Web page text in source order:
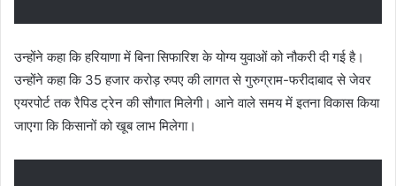
उन्होंने कहा कि हरियाणा में बिना सिफारिश के योग्य युवाओं को नौकरी दी गई है।
उन्होंने कहा कि 35 हजार करोड़ रुपए की लागत से गुरुग्राम-फरीदाबाद से जेवर
एयरपोर्ट तक रैपिड ट्रेन की सौगात मिलेगी। आने वाले समय में इतना विकास किया
जाएगा कि किसानों को खूब लाभ मिलेगा।